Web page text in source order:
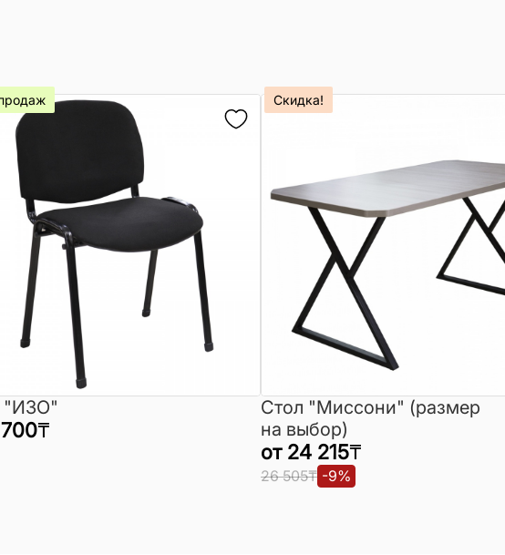
"ИЗО"
₸
Скидка!
Стол "Миссони" (размер
на выбор)
от 24 215₸
26 505₸ -9%